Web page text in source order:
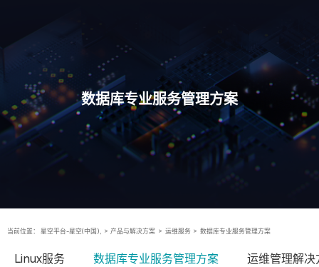
数据库专业服务管理方案
当前位置： 星空平台-星空(中国), > 产品与解决方案 > 运维服务 > 数据库专业服务管理方案
Linux服务 数据库专业服务管理方案 运维管理解决